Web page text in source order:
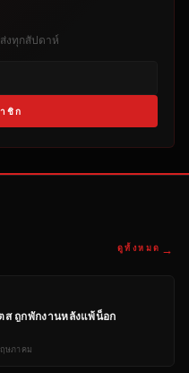
งทุกสัปดาห์
ชิก
ดูทั้งหมด →
ส ถูกพักงานหลังแพ้น็อก
ษภาคม